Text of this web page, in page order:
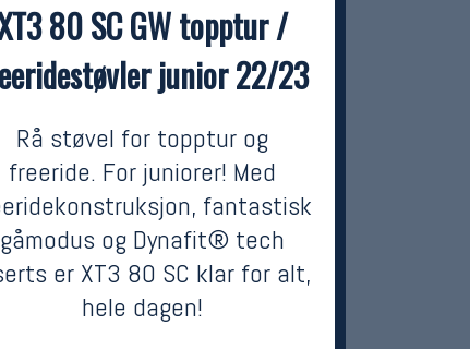
80 SC GW topptur /
junior 22/23
Rå støvel for topptur og
freeride. For juniorer! Med
fantastisk
gåmodus og Dynafit® tech
er XT3 80 SC klar for alt,
hele dagen!